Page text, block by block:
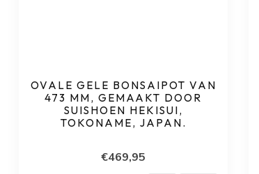
OVALE GELE BONSAIPOT VAN
473 MM, GEMAAKT DOOR
SUISHOEN HEKISUI,
TOKONAME, JAPAN.
€469,95